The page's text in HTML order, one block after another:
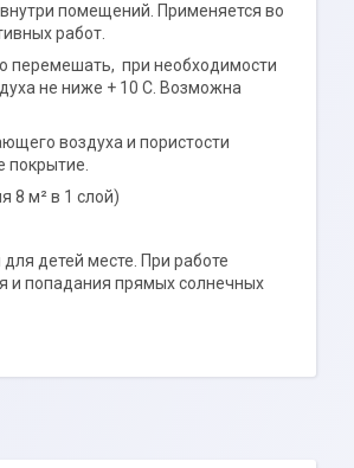
помещений. Применяется во
работ.
перемешать, при необходимости
не ниже + 10 С. Возможна
воздуха и пористости
покрытие.
8 м² в 1 слой)
детей месте. При работе
и попадания прямых солнечных